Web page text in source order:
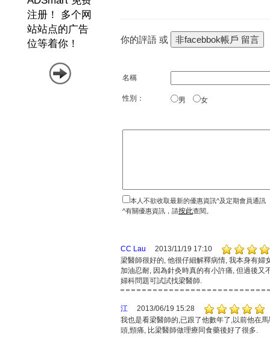
你的評語 或
名稱
性別： 男 女
本人不欲收取最新的優惠資訊^及定期會員通訊
^有關優惠資訊，請按此查閱。
CC Lau
2013/11/19 17:10
梁醫師很好的, 他很仔細解釋病情, 我本身有婦
加油忍耐, 因為針灸時真的有小許痛, 但過後又
婦科問題可試試找梁醫師.
江
2013/06/19 15:28
我也是看梁醫師的,已跟了他數年了,以前他在
頭,頸痛, 比梁醫師做理療同食藥後好了很多.